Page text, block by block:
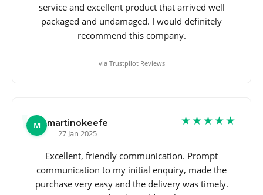
service and excellent product that arrived well
packaged and undamaged. I would definitely
recommend this company.
via Trustpilot Reviews
M
martinokeefe
27 Jan 2025
★★★★★
Excellent, friendly communication. Prompt
communication to my initial enquiry, made the
purchase very easy and the delivery was timely.